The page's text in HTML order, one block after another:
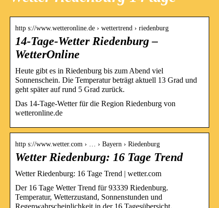
http s://www.wetteronline.de › wettertrend › riedenburg
14-Tage-Wetter Riedenburg –
WetterOnline
Heute gibt es in Riedenburg bis zum Abend viel
Sonnenschein. Die Temperatur beträgt aktuell 13 Grad und
geht später auf rund 5 Grad zurück.
Das 14-Tage-Wetter für die Region Riedenburg von
wetteronline.de
http s://www.wetter.com › … › Bayern › Riedenburg
Wetter Riedenburg: 16 Tage Trend
Wetter Riedenburg: 16 Tage Trend | wetter.com
Der 16 Tage Wetter Trend für 93339 Riedenburg.
Temperatur, Wetterzustand, Sonnenstunden und
Regenwahrscheinlichkeit in der 16 Tagesübersicht.